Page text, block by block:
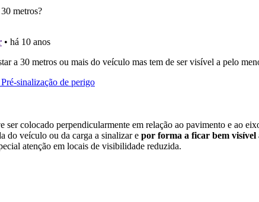
para não perder as suas estatísticas.
apresenta-lhe as questões mais falhadas na plataforma.